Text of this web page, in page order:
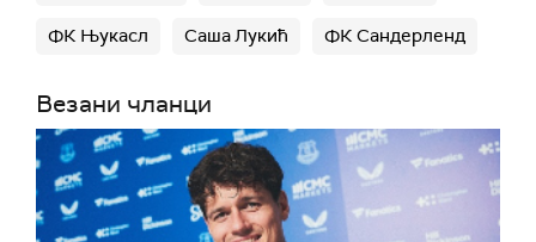
ФК Њукасл Саша Лукић ФК Сандерленд
Везани чланци